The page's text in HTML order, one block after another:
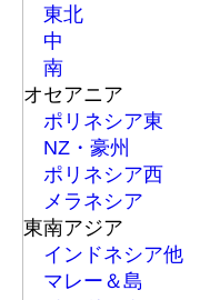
東北
中
南
オセアニア
ポリネシア東
NZ・豪州
ポリネシア西
メラネシア
東南アジア
インドネシア他
マレー＆島